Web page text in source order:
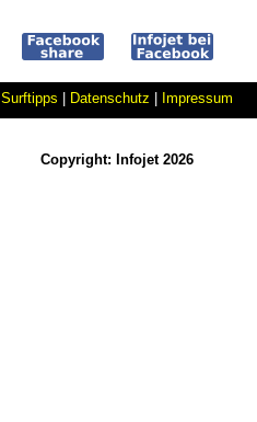
Surftipps Datenschutz Impressum
Copyright: Infojet 2026